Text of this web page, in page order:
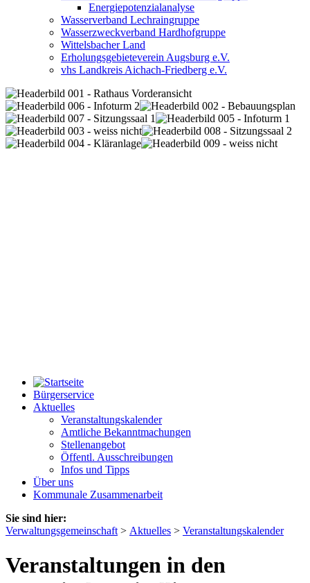
Energiepotenzialanalyse
Wasserverband Lechraingruppe
Wasserzweckverband Hardhofgruppe
Wittelsbacher Land
Erholungsgebieteverein Augsburg e.V.
vhs Landkreis Aichach-Friedberg e.V.
Bürgerservice
Aktuelles
Veranstaltungskalender
Amtliche Bekanntmachungen
Stellenangebot
Öffentl. Ausschreibungen
Infos und Tipps
Über uns
Kommunale Zusammenarbeit
Sie sind hier:
Verwaltungsgemeinschaft > Aktuelles > Veranstaltungskalender
Veranstaltungen in den